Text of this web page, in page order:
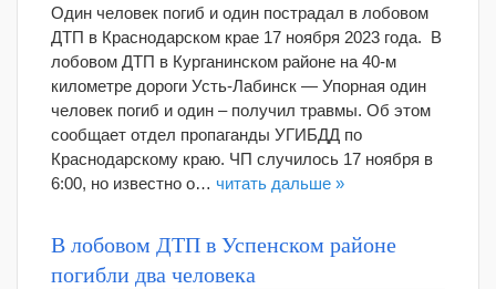
Один человек погиб и один пострадал в лобовом
ДТП в Краснодарском крае 17 ноября 2023 года. В
лобовом ДТП в Курганинском районе на 40-м
километре дороги Усть-Лабинск — Упорная один
человек погиб и один – получил травмы. Об этом
сообщает отдел пропаганды УГИБДД по
Краснодарскому краю. ЧП случилось 17 ноября в
6:00, но известно о… читать дальше »
В лобовом ДТП в Успенском районе
погибли два человека